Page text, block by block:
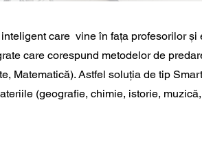
care vine în fața profesorilor și
care corespund metodelor de
Matematică). Astfel soluția de tip
(geografie, chimie, istorie,